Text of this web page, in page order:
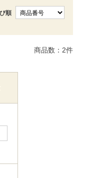
順
商品数： 2件